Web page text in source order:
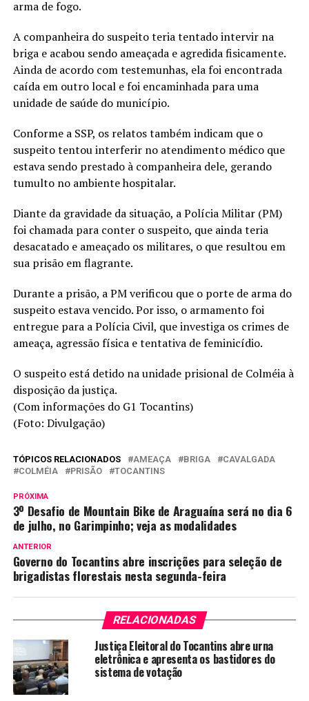
arma de fogo.
A companheira do suspeito teria tentado intervir na
briga e acabou sendo ameaçada e agredida fisicamente.
Ainda de acordo com testemunhas, ela foi encontrada
caída em outro local e foi encaminhada para uma
unidade de saúde do município.
Conforme a SSP, os relatos também indicam que o
suspeito tentou interferir no atendimento médico que
estava sendo prestado à companheira dele, gerando
tumulto no ambiente hospitalar.
Diante da gravidade da situação, a Polícia Militar (PM)
foi chamada para conter o suspeito, que ainda teria
desacatado e ameaçado os militares, o que resultou em
sua prisão em flagrante.
Durante a prisão, a PM verificou que o porte de arma do
suspeito estava vencido. Por isso, o armamento foi
entregue para a Polícia Civil, que investiga os crimes de
ameaça, agressão física e tentativa de feminicídio.
O suspeito está detido na unidade prisional de Colméia à
disposição da justiça.
(Com informações do G1 Tocantins)
(Foto: Divulgação)
TÓPICOS RELACIONADOS AMEAÇA BRIGA
CAVALGADA
COLMÉIA
PRISÃO TOCANTINS
PRÓXIMA
3º Desafio de Mountain Bike de Araguaína será no dia 6
de julho, no Garimpinho; veja as modalidades
ANTERIOR
Governo do Tocantins abre inscrições para seleção de
brigadistas florestais nesta segunda-feira
RELACIONADAS
Justiça Eleitoral do Tocantins abre urna
eletrônica e apresenta os bastidores do
sistema de votação